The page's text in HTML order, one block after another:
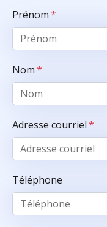
Prénom*
Nom*
Adresse courriel*
Téléphone